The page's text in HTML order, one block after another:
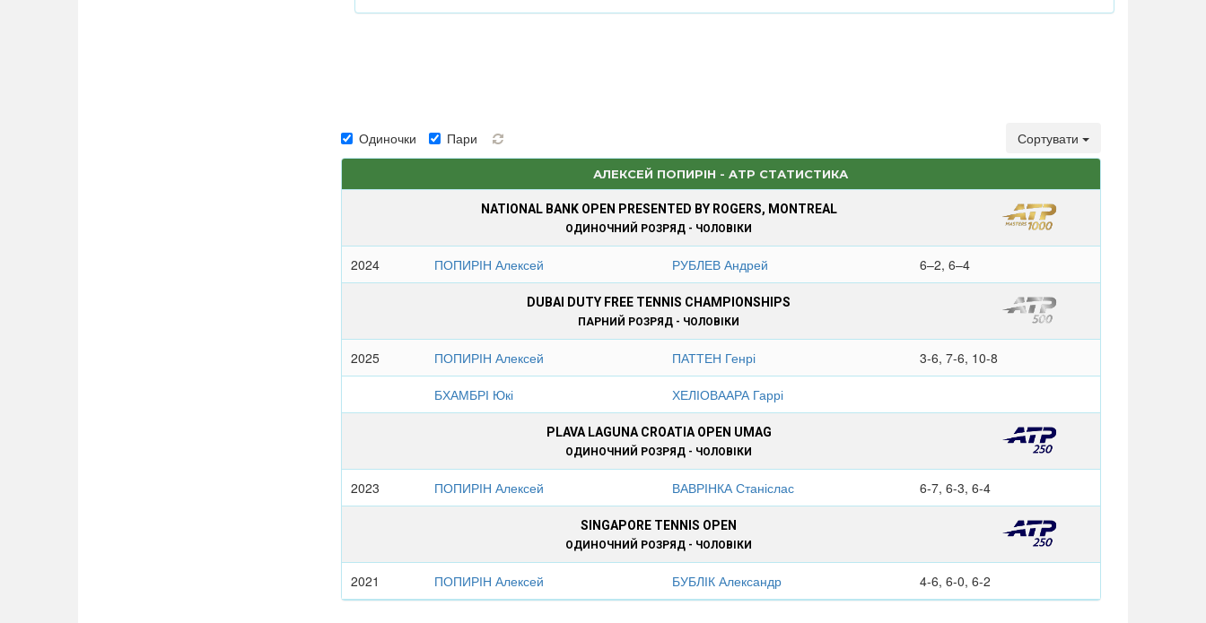
Одиночки Пари Сортувати
АЛЕКСЕЙ ПОПИРІН - ATP СТАТИСТИКА
NATIONAL BANK OPEN PRESENTED BY ROGERS, MONTREAL
ОДИНОЧНИЙ РОЗРЯД - ЧОЛОВІКИ
2024 ПОПИРІН Алексей РУБЛЕВ Андрей 6–2, 6–4
DUBAI DUTY FREE TENNIS CHAMPIONSHIPS
ПАРНИЙ РОЗРЯД - ЧОЛОВІКИ
2025 ПОПИРІН Алексей ПАТТЕН Генрі 3-6, 7-6, 10-8
БХАМБРІ Юкі ХЕЛІОВААРА Гаррі
PLAVA LAGUNA CROATIA OPEN UMAG
ОДИНОЧНИЙ РОЗРЯД - ЧОЛОВІКИ
2023 ПОПИРІН Алексей ВАВРІНКА Станіслас 6-7, 6-3, 6-4
SINGAPORE TENNIS OPEN
ОДИНОЧНИЙ РОЗРЯД - ЧОЛОВІКИ
2021 ПОПИРІН Алексей БУБЛІК Александр 4-6, 6-0, 6-2